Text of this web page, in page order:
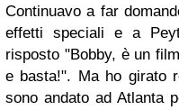
Continuavo a far
effetti speciali e a
risposto "Bobby, è un
e basta!". Ma ho girato
sono andato ad Atlanta